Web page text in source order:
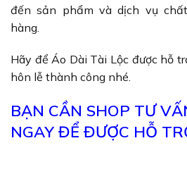
đến sản phẩm và dịch vụ
hàng.
Hãy để Áo Dài Tài Lộc được hỗ
hôn lễ thành công nhé.
BẠN CẦN SHOP TƯ
NGAY ĐỂ ĐƯỢC HỖ